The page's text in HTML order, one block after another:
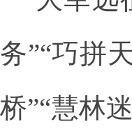
务”“巧拼
桥”“慧林